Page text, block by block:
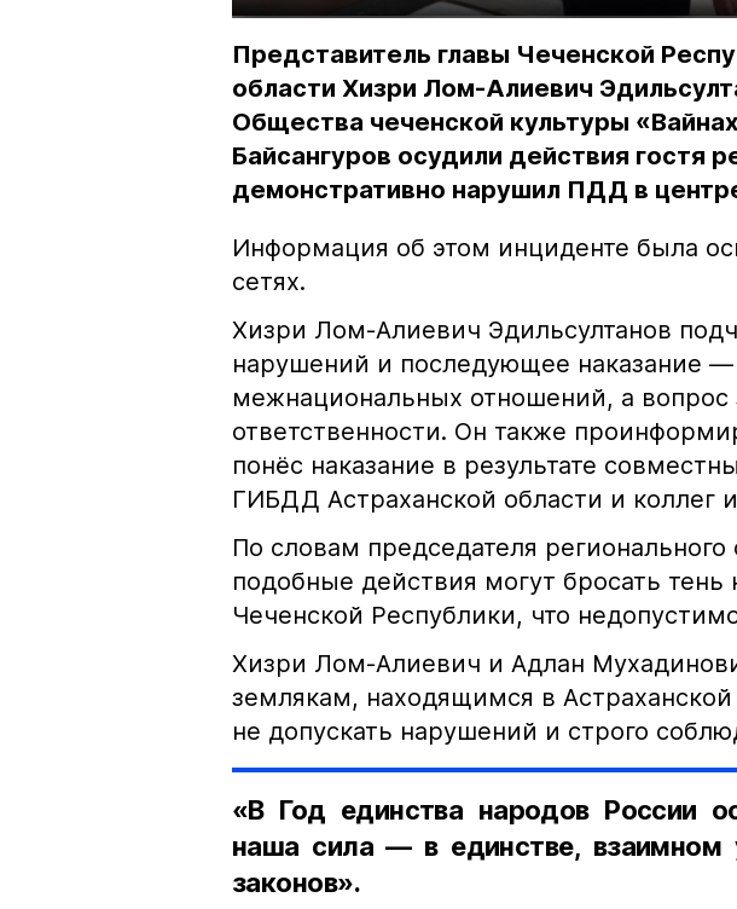
Представитель главы Чеченской
области Хизри Лом-Алиевич
Общества чеченской культуры
Байсангуров осудили действия гостя
демонстративно нарушил ПДД в
Информация об этом инциденте была
сетях.
Хизри Лом-Алиевич Эдильсултанов
нарушений и последующее наказание —
межнациональных отношений, а вопрос
ответственности. Он также
понёс наказание в результате
ГИБДД Астраханской области и коллег
По словам председателя
подобные действия могут бросать тень
Чеченской Республики, что
Хизри Лом-Алиевич и Адлан
землякам, находящимся в
не допускать нарушений и строго
«В Год единства народов России
наша сила — в единстве, взаимном
законов».